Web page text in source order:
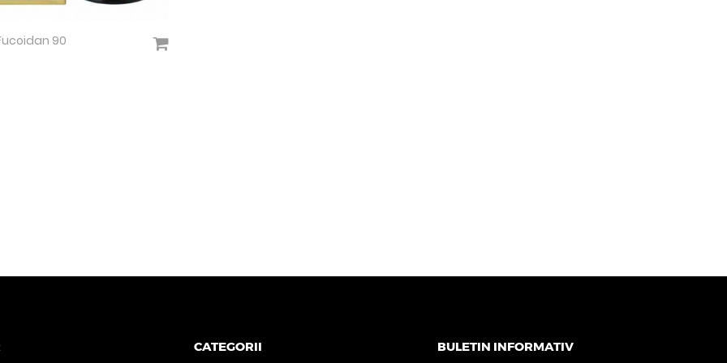
Vezi detalii
90
CATEGORII BULETIN INFORMATIV